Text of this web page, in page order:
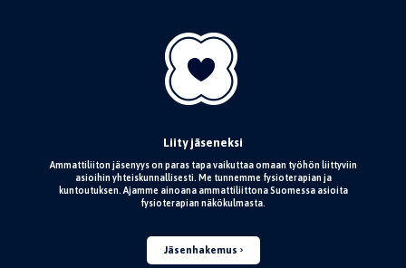
Liity jäseneksi
Ammattiliiton jäsenyys on paras tapa vaikuttaa omaan työhön liittyviin
asioihin yhteiskunnallisesti. Me tunnemme fysioterapian ja
kuntoutuksen. Ajamme ainoana ammattiliittona Suomessa asioita
fysioterapian näkökulmasta.
Jäsenhakemus